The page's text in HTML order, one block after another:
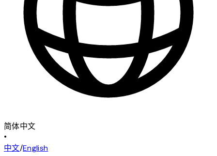
简体中文
•
中文/English